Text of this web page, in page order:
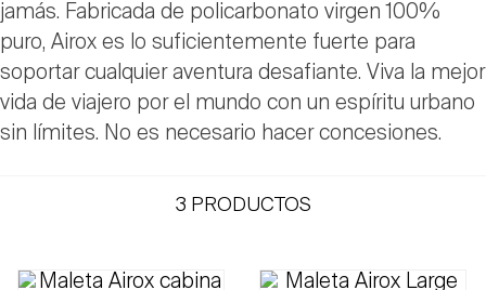
jamás. Fabricada de policarbonato virgen 100%
puro, Airox es lo suficientemente fuerte para
soportar cualquier aventura desafiante. Viva la mejor
vida de viajero por el mundo con un espíritu urbano
sin límites. No es necesario hacer concesiones.
3 PRODUCTOS